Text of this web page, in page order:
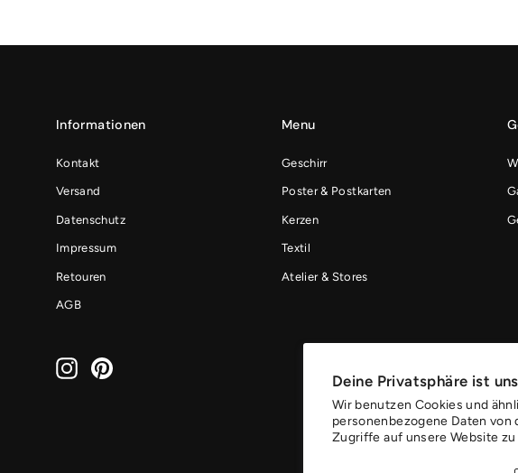
Deine Privatsphäre ist
Wir benutzen Cookies und
personenbezogene Daten von
Zugriffe auf unsere Website zu
Informationen
Kontakt
Versand
Datenschutz
Impressum
Retouren
AGB
Menu
Geschirr
Poster & Postkarten
Kerzen
Textil
Atelier & Stores
InstagramPinterest